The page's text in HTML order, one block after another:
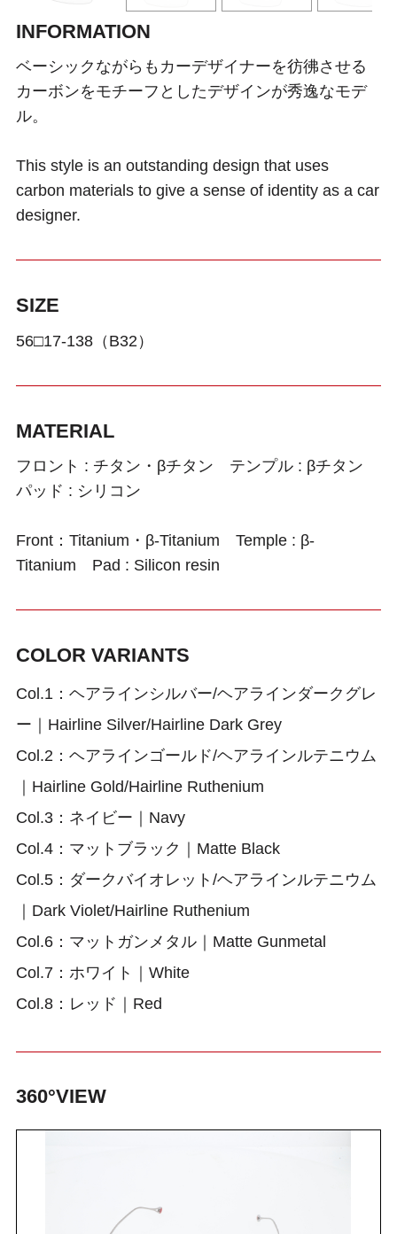
INFORMATION
ベーシックながらもカーデザイナーを彷彿させる
カーボンをモチーフとしたデザインが秀逸なモデ
ル。
This style is an outstanding design that uses
carbon materials to give a sense of identity as a car
designer.
SIZE
56□17-138（B32）
MATERIAL
フロント : チタン・βチタン テンプル : βチタン
パッド : シリコン
Front：Titanium・β-Titanium Temple : β-
Titanium Pad : Silicon resin
COLOR VARIANTS
Col.1：ヘアラインシルバー/ヘアラインダークグレ
ー｜Hairline Silver/Hairline Dark Grey
Col.2：ヘアラインゴールド/ヘアラインルテニウム
｜Hairline Gold/Hairline Ruthenium
Col.3：ネイビー｜Navy
Col.4：マットブラック｜Matte Black
Col.5：ダークバイオレット/ヘアラインルテニウム
｜Dark Violet/Hairline Ruthenium
Col.6：マットガンメタル｜Matte Gunmetal
Col.7：ホワイト｜White
Col.8：レッド｜Red
360°VIEW